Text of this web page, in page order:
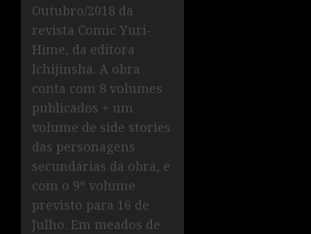
Outubro/2018 da
revista Comic Yuri-
Hime, da editora
Ichijinsha. A obra
conta com 8 volumes
publicados + um
volume de side stories
das personagens
secundárias da obra, e
com o 9º volume
previsto para 16 de
Julho. Em meados de